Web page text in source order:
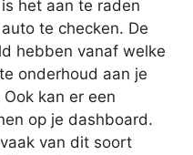
het aan te raden
te checken. De
hebben vanaf welke
onderhoud aan je
kan er een
op je dashboard.
van dit soort